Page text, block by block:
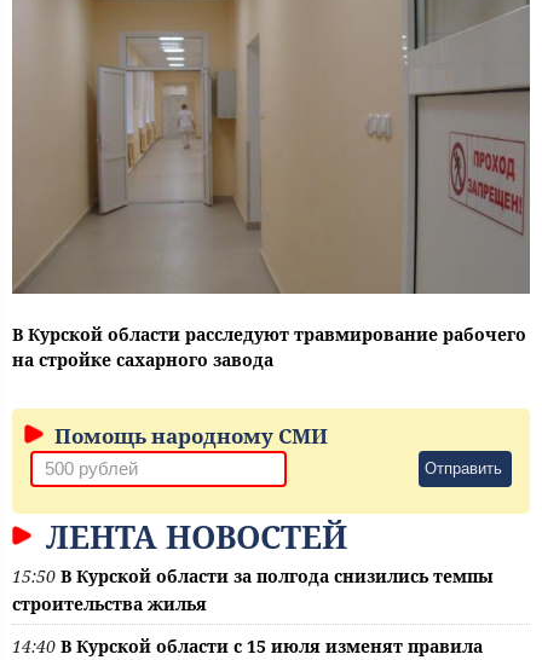
В Курской области расследуют травмирование рабочего
на стройке сахарного завода
Помощь народному СМИ
Отправить
ЛЕНТА НОВОСТЕЙ
15:50 В Курской области за полгода снизились темпы
строительства жилья
14:40 В Курской области с 15 июля изменят правила